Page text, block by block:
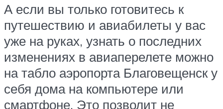
А если вы только готовитесь к
путешествию и авиабилеты у вас
уже на руках, узнать о последних
изменениях в авиаперелете можно
на табло аэропорта Благовещенск у
себя дома на компьютере или
смартфоне. Это позволит не